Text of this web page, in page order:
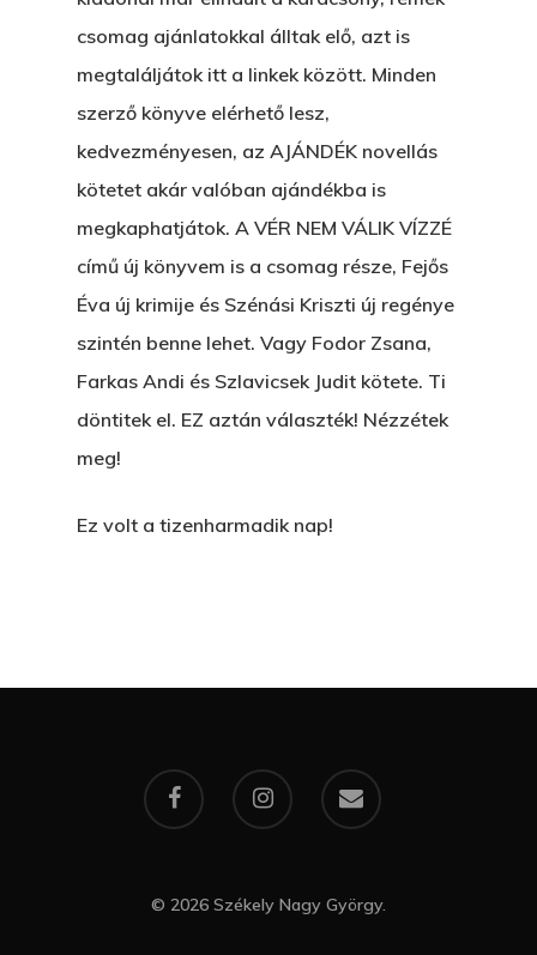
csomag ajánlatokkal álltak elő, azt is
megtaláljátok itt a linkek között. Minden
szerző könyve elérhető lesz,
kedvezményesen, az AJÁNDÉK novellás
kötetet akár valóban ajándékba is
megkaphatjátok. A VÉR NEM VÁLIK VÍZZÉ
című új könyvem is a csomag része, Fejős
Éva új krimije és Szénási Kriszti új regénye
szintén benne lehet. Vagy Fodor Zsana,
Farkas Andi és Szlavicsek Judit kötete. Ti
döntitek el. EZ aztán választék! Nézzétek
meg!
Ez volt a tizenharmadik nap!
© 2026 Székely Nagy György.